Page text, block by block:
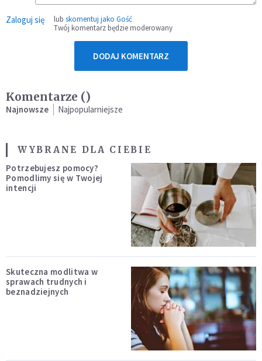
Zaloguj się lub skomentuj jako Gość
Twój komentarz będzie moderowany
DODAJ KOMENTARZ
Komentarze ()
Najnowsze Najpopularniejsze
WYBRANE DLA CIEBIE
Potrzebujesz pomocy?
Pomodlimy się w Twojej
intencji
Skuteczna modlitwa w
sprawach trudnych i
beznadziejnych